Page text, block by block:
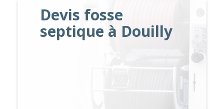
Devis fosse
septique à Douilly